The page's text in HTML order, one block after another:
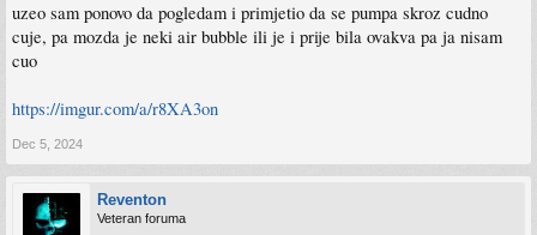
uzeo sam ponovo da pogledam i primjetio da se pumpa skroz cudno
cuje, pa mozda je neki air bubble ili je i prije bila ovakva pa ja nisam
cuo
https://imgur.com/a/r8XA3on
Dec 5, 2024
Reventon
Veteran foruma